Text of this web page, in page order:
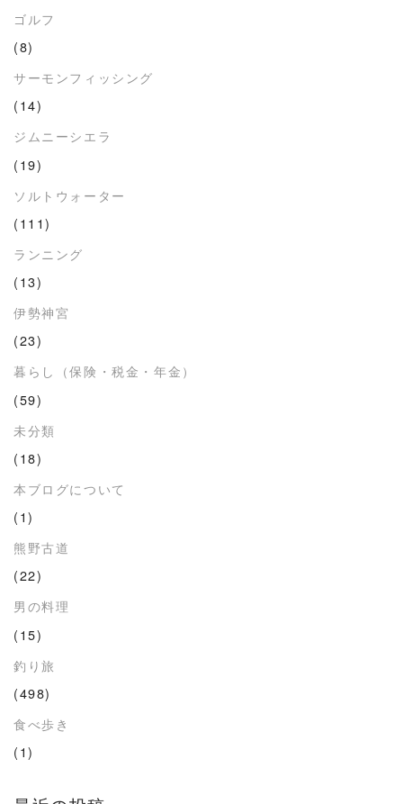
ゴルフ
(8)
サーモンフィッシング
(14)
ジムニーシエラ
(19)
ソルトウォーター
(111)
ランニング
(13)
伊勢神宮
(23)
暮らし（保険・税金・年金）
(59)
未分類
(18)
本ブログについて
(1)
熊野古道
(22)
男の料理
(15)
釣り旅
(498)
食べ歩き
(1)